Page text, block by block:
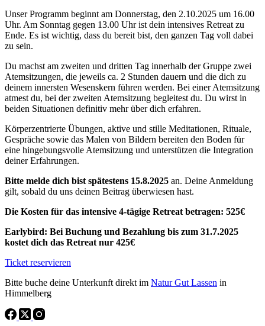
Unser Programm beginnt am Donnerstag, den 2.10.2025 um 16.00
Uhr. Am Sonntag gegen 13.00 Uhr ist dein intensives Retreat zu
Ende. Es ist wichtig, dass du bereit bist, den ganzen Tag voll dabei
zu sein.
Du machst am zweiten und dritten Tag innerhalb der Gruppe zwei
Atemsitzungen, die jeweils ca. 2 Stunden dauern und die dich zu
deinem innersten Wesenskern führen werden. Bei einer Atemsitzung
atmest du, bei der zweiten Atemsitzung begleitest du. Du wirst in
beiden Situationen definitiv mehr über dich erfahren.
Körperzentrierte Übungen, aktive und stille Meditationen, Rituale,
Gespräche sowie das Malen von Bildern bereiten den Boden für
eine hingebungsvolle Atemsitzung und unterstützen die Integration
deiner Erfahrungen.
Bitte melde dich bist spätestens 15.8.2025 an. Deine Anmeldung
gilt, sobald du uns deinen Beitrag überwiesen hast.
Die Kosten für das intensive 4-tägige Retreat betragen: 525€
Earlybird: Bei Buchung und Bezahlung bis zum 31.7.2025
kostet dich das Retreat nur 425€
Ticket reservieren
Bitte buche deine Unterkunft direkt im Natur Gut Lassen in
Himmelberg